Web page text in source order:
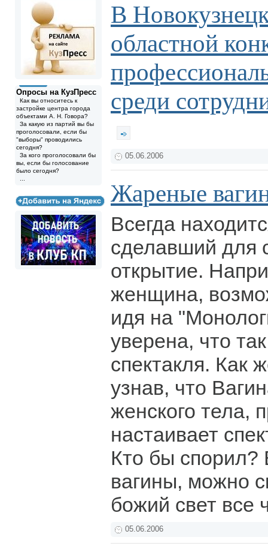
Опросы на КузПресс
Как вы относитесь к
застройке центра города
объектами А. Н. Говора?
За какую из партий вы бы
проголосовали, если бы
"выборы" проводились
сегодня?
За кого проголосовали бы
вы, если бы голосование
было сегодня?
В
областной
среди
05.06.2006
Жареные
Всегда
сделавший для
открытие.
женщина,
идя на
уверена, что
спектакля. Как
узнав, что
женского тела,
настаивает
Кто бы спорил?
вагины, можно
божий свет все
05.06.2006